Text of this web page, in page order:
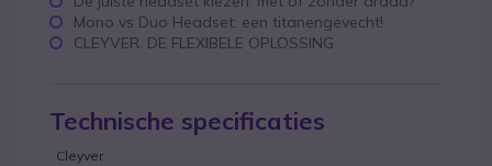
Mono vs Duo Headset: een titanengevecht!
CLEYVER. DE FLEXIBELE OPLOSSING
Technische specificaties
Cleyver